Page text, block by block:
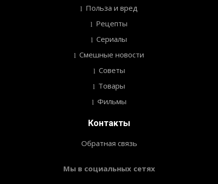
Польза и вред
Рецепты
Сериалы
Смешные новости
Советы
Товары
Фильмы
Контакты
Обратная связь
Мы в социальных сетях